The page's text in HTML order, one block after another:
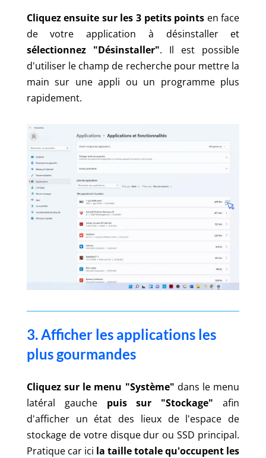
Cliquez ensuite sur les 3 petits points en face
de votre application à désinstaller et
sélectionnez "Désinstaller". Il est possible
d'utiliser le champ de recherche pour mettre la
main sur une appli ou un programme plus
rapidement.
3. Afficher les applications les
plus gourmandes
Cliquez sur le menu "Système" dans le menu
latéral gauche puis sur "Stockage" afin
d'afficher un état des lieux de l'espace de
stockage de votre disque dur ou SSD principal.
Pratique car ici la taille totale qu'occupent les